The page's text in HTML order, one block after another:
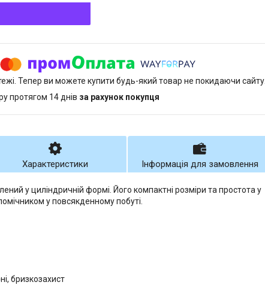
Тепер ви можете купити будь-який товар не покидаючи сайту.
протягом 14 днів за рахунок покупця
Характеристики Інформація для замовлення
у циліндричній формі. Його компактні розміри та простота у
у повсякденному побуті.
бризкозахист